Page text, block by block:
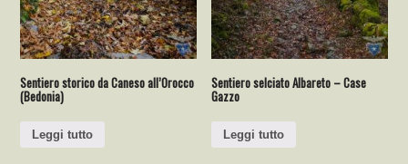
Sentiero storico da Caneso all’Orocco
(Bedonia)
Leggi tutto
Sentiero selciato Albareto – Case
Gazzo
Leggi tutto